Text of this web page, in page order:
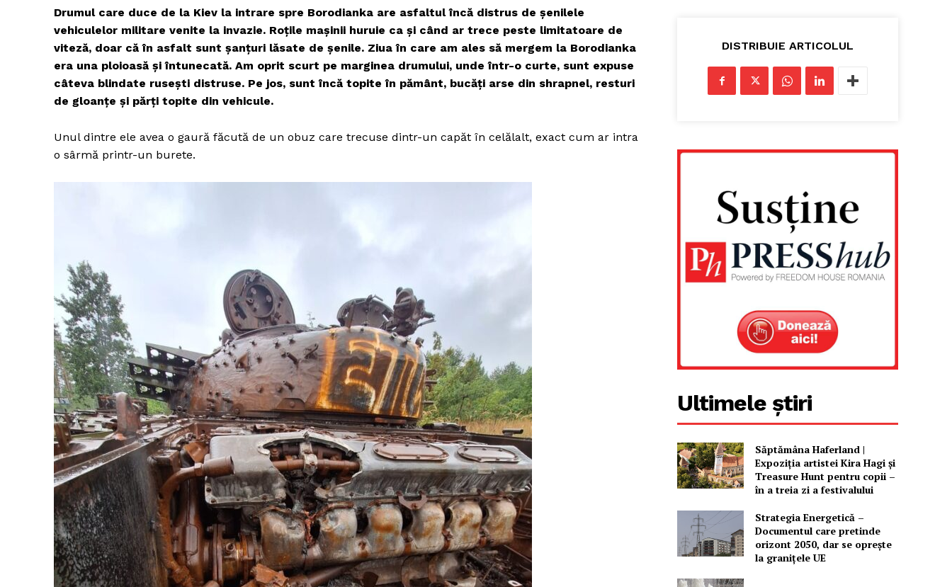
Drumul care duce de la Kiev la intrare spre Borodianka are asfaltul încă distrus de șenilele
vehiculelor militare venite la invazie. Roțile mașinii huruie ca și când ar trece peste limitatoare de
viteză, doar că în asfalt sunt șanțuri lăsate de șenile. Ziua în care am ales să mergem la Borodianka
era una ploioasă și întunecată. Am oprit scurt pe marginea drumului, unde într-o curte, sunt expuse
câteva blindate rusești distruse. Pe jos, sunt încă topite în pământ, bucăți arse din shrapnel, resturi
de gloanțe și părți topite din vehicule.
Unul dintre ele avea o gaură făcută de un obuz care trecuse dintr-un capăt în celălalt, exact cum ar intra
o sârmă printr-un burete.
DISTRIBUIE ARTICOLUL
Ultimele știri
Săptămâna Haferland |
Expoziţia artistei Kira Hagi şi
Treasure Hunt pentru copii –
în a treia zi a festivalului
Strategia Energetică –
Documentul care pretinde
orizont 2050, dar se oprește
la granițele UE